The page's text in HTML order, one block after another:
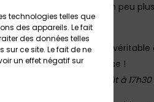
technologies telles que
des appareils. Le fait
des données telles
ce site. Le fait de ne
un effet négatif sur
pour en apprendre un peu
l’art de la table est un
l’erreur n’est pas permise !
du 6 juillet au 31 août à